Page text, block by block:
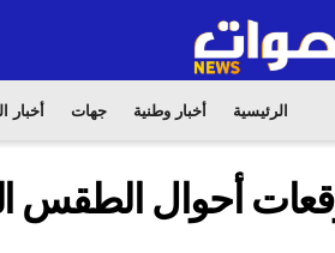
الرئيسية أخبار وطنية جهات أخبار
أحوال الطقس